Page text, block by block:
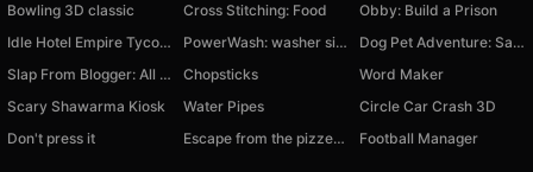
Bowling 3D classic Cross Stitching: Food
Obby: Build a Prison
Idle Hotel Empire Tycoon
PowerWash: washer simulator
Dog Pet Adventure: Save the Puppies 3D!
Slap From Blogger: All Top Robby Streamers
Chopsticks
Word Maker
Scary Shawarma Kiosk
Water Pipes
Circle Car Crash 3D
Don't press it
Escape from the pizzeria obby Football Manager